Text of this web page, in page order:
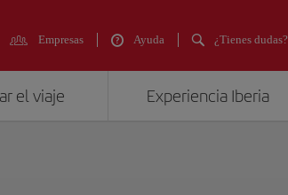
Empresas Ayuda ¿Tienes dudas?
el viaje Experiencia Iberia